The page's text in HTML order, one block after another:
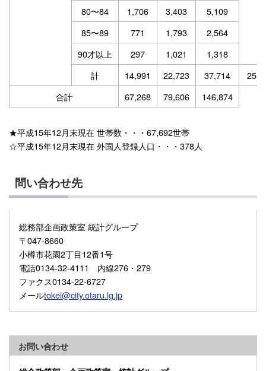
80〜84
1,706 3,403
5,109
85〜89
771 1,793
2,564
90才以上
297 1,021
1,318
計
14,991 22,723 37,714
合計
67,268 79,606 146,874
★平成15年12月末現在 世帯数・・・67,692世帯
☆平成15年12月末現在 外国人登録人口・・・378人
問い合わせ先
総務部企画政策室 統計グループ
〒047-8660
小樽市花園2丁目12番1号
電話0134-32-4111 内線276・279
ファクス0134-22-6727
メールtokei@city.otaru.lg.jp
お問い合わせ